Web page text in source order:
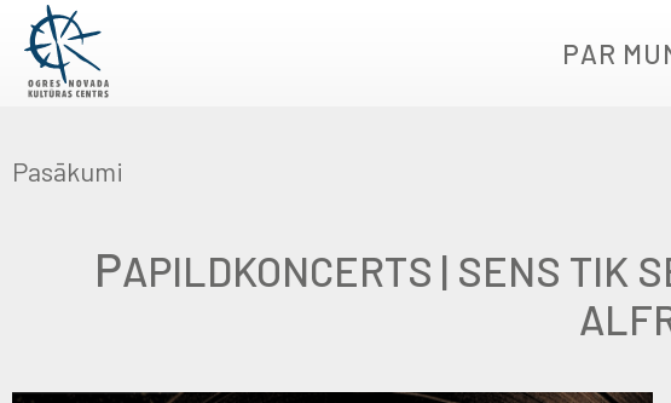
PAR
Pasākumi
PAPILDKONCERTS | SENS TIK